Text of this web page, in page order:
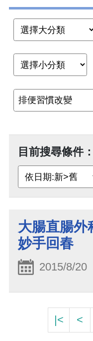
目前搜尋條件：
大腸直腸外
妙手回春
2015/8/20
|< <